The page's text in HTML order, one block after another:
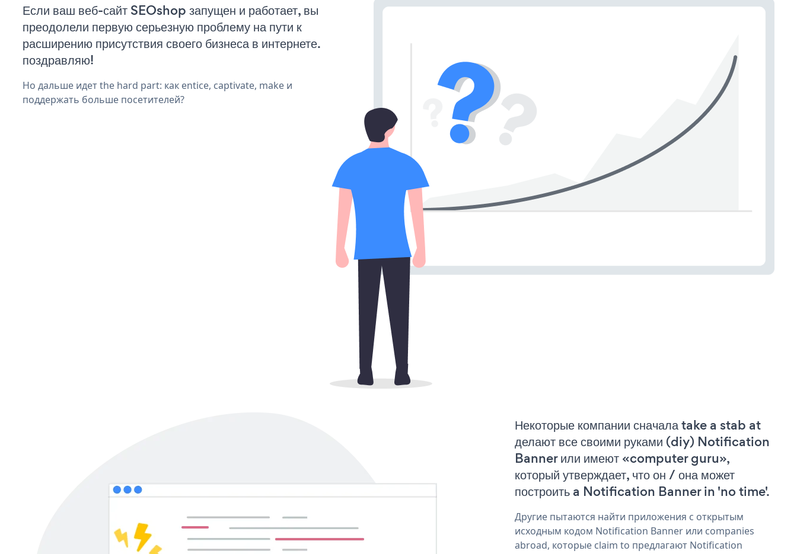
Если ваш веб-сайт SEOshop запущен и работает, вы
преодолели первую серьезную проблему на пути к
расширению присутствия своего бизнеса в интернете.
поздравляю!
Но дальше идет the hard part: как entice, captivate, make и
поддержать больше посетителей?
Некоторые компании сначала take a stab at
делают все своими руками (diy) Notification
Banner или имеют «computer guru»,
который утверждает, что он / она может
построить a Notification Banner in 'no time'.
Другие пытаются найти приложения с открытым
исходным кодом Notification Banner или companies
abroad, которые claim to предлагают Notification